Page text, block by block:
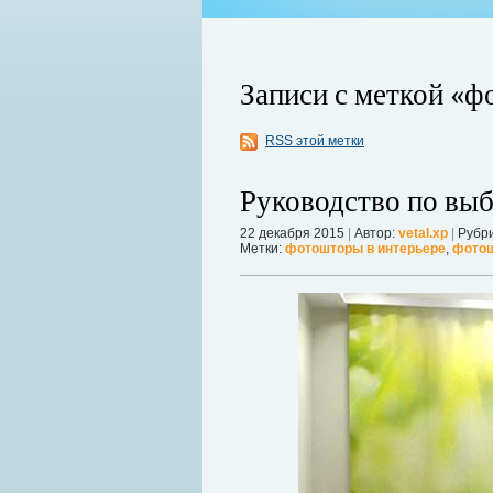
Когда в вашем доме появляются
настроение и вызывает волнение.
течение пары недель их может стать
в первые часы принять меры. А
Записи с меткой
RSS этой метки
Руководство по
22 декабря 2015 Автор: vetal.xp
Метки: фотошторы в интерьере,